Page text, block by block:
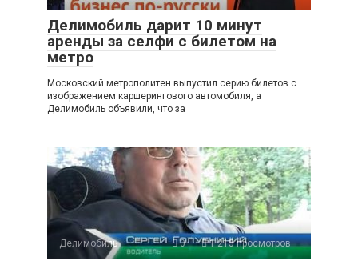
Делимобиль дарит 10 минут
аренды за селфи с билетом на
метро
Московский метрополитен выпустил серию билетов с
изображением каршерингового автомобиля, а
Делимобиль объявили, что за
Делимобиль 0 1 215 просмотров